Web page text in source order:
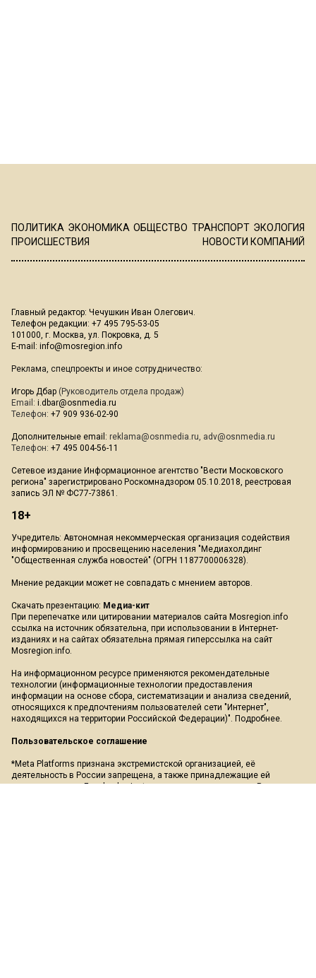
ПОЛИТИКА ЭКОНОМИКА ОБЩЕСТВО ТРАНСПОРТ ЭКОЛОГИЯ
ПРОИСШЕСТВИЯ
НОВОСТИ КОМПАНИЙ
Главный редактор: Чечушкин Иван Олегович.
Телефон редакции: +7 495 795-53-05
101000, г. Москва, ул. Покровка, д. 5
E-mail: info@mosregion.info
Реклама, спецпроекты и иное сотрудничество:
Игорь Дбар (Руководитель отдела продаж)
Email: i.dbar@osnmedia.ru
Телефон: +7 909 936-02-90
Дополнительные email: reklama@osnmedia.ru, adv@osnmedia.ru
Телефон: +7 495 004-56-11
Сетевое издание Информационное агентство "Вести Московского
региона" зарегистрировано Роскомнадзором 05.10.2018, реестровая
запись ЭЛ № ФС77-73861.
18+
Учредитель: Автономная некоммерческая организация содействия
информированию и просвещению населения "Медиахолдинг
"Общественная служба новостей" (ОГРН 1187700006328).
Мнение редакции может не совпадать с мнением авторов.
Скачать презентацию: Медиа-кит
При перепечатке или цитировании материалов сайта Mosregion.info
ссылка на источник обязательна, при использовании в Интернет-
изданиях и на сайтах обязательна прямая гиперссылка на сайт
Mosregion.info.
На информационном ресурсе применяются рекомендательные
технологии (информационные технологии предоставления
информации на основе сбора, систематизации и анализа сведений,
относящихся к предпочтениям пользователей сети "Интернет",
находящихся на территории Российской Федерации)". Подробнее.
Пользовательское соглашение
*Meta Platforms признана экстремистской организацией, её
деятельность в России запрещена, а также принадлежащие ей
социальные сети Facebook и Instagram так же запрещены в России.